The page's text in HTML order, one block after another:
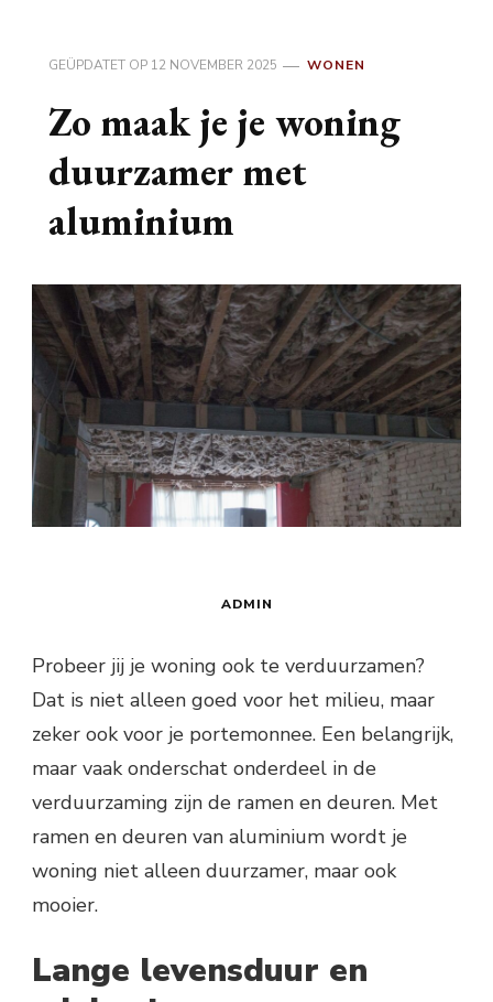
GEÜPDATET OP 12 NOVEMBER 2025 WONEN
Zo maak je je woning
duurzamer met
aluminium
ADMIN
Probeer jij je woning ook te verduurzamen?
Dat is niet alleen goed voor het milieu, maar
zeker ook voor je portemonnee. Een belangrijk,
maar vaak onderschat onderdeel in de
verduurzaming zijn de ramen en deuren. Met
ramen en deuren van aluminium wordt je
woning niet alleen duurzamer, maar ook
mooier.
Lange levensduur en